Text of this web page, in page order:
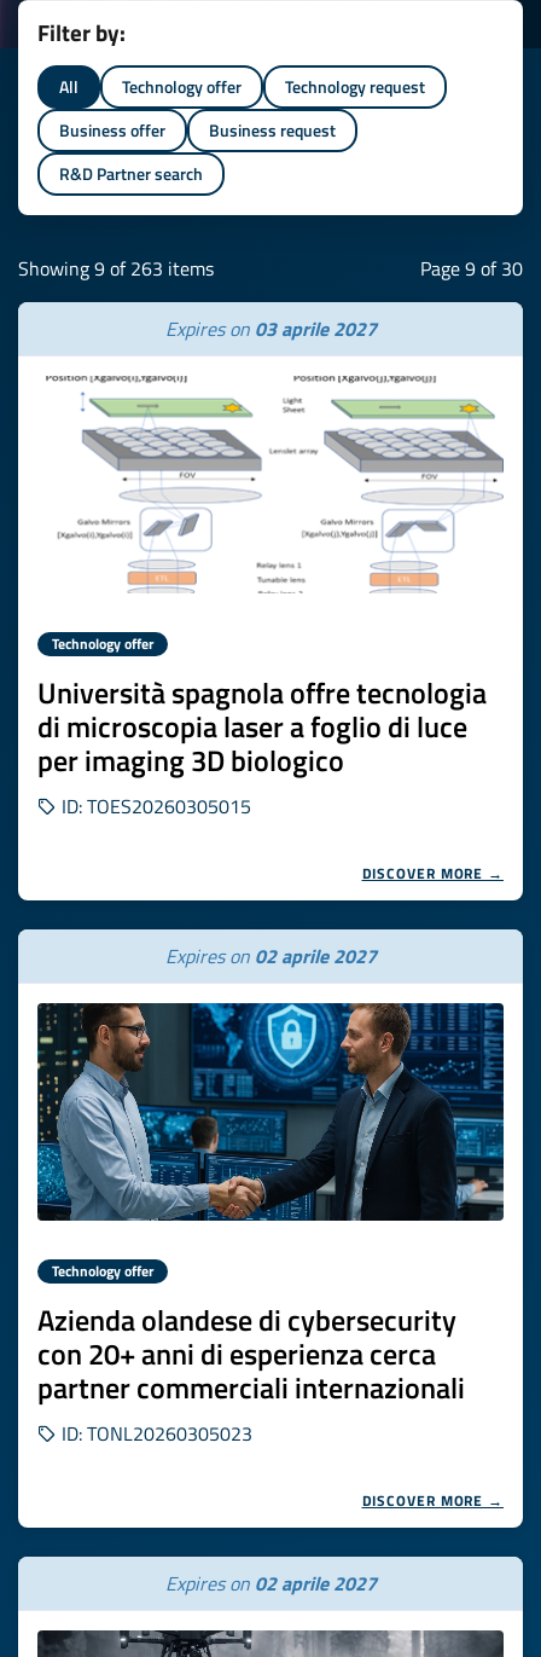
Filter by:
All Technology offer
Technology request
Business offer
Business request
R&D Partner search
Showing 9 of 263 items Page 9 of 30
Expires on 03 aprile 2027
Technology offer
Università spagnola offre tecnologia
di microscopia laser a foglio di luce
per imaging 3D biologico
ID: TOES20260305015
DISCOVER MORE →
Expires on 02 aprile 2027
Technology offer
Azienda olandese di cybersecurity
con 20+ anni di esperienza cerca
partner commerciali internazionali
ID: TONL20260305023
DISCOVER MORE →
Expires on 02 aprile 2027